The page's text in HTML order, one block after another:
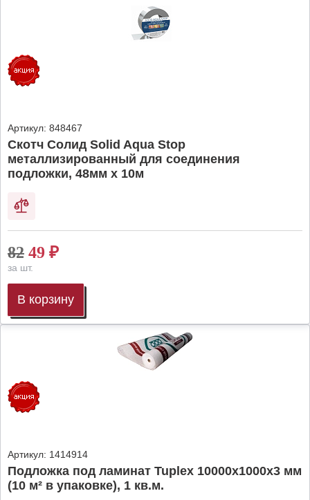
Артикул: 848467
Скотч Солид Solid Aqua Stop
металлизированный для соединения
подложки, 48мм х 10м
82 49 ₽
за шт.
В корзину
Артикул: 1414914
Подложка под ламинат Tuplex 10000x1000x3 мм
(10 м² в упаковке), 1 кв.м.